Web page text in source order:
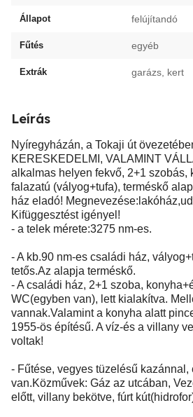
Állapot felújítandó
Fűtés egyéb
Extrák garázs, kert
Leírás
Nyíregyházán, a Tokaji út
KERESKEDELMI, VALAMINT
alkalmas helyen fekvő, 2+1 szobás,
falazatú (vályog+tufa), terméskő
ház eladó!
Kifüggesztést igényel!
- a telek mérete:3275 nm-es.
- A kb.90 nm-es családi ház,
tetős.Az alapja terméskő.
- A családi ház, 2+1 szoba,
WC(egyben van), lett kialakítva.
vannak.Valamint a konyha alatt
1955-ös építésű. A víz-és a villany
voltak!
- Fűtése, vegyes tüzelésű
van.Közművek: Gáz az utcában,
előtt, villany bekötve, fúrt